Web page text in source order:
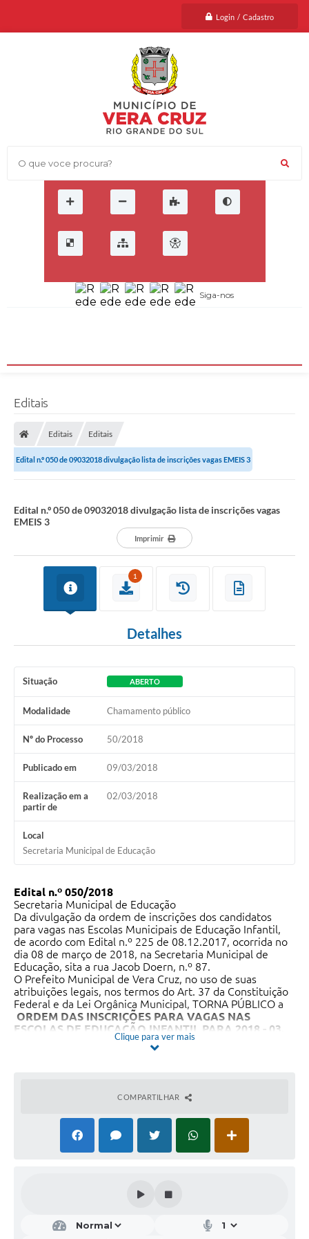
Login / Cadastro
O que voce procura?
Siga-nos
Editais
Editais Editais
Edital n.º 050 de 09032018 divulgação lista de inscrições vagas EMEIS 3
Edital n.º 050 de 09032018 divulgação lista de inscrições vagas
EMEIS 3
Imprimir
1
Detalhes
Situação ABERTO
Modalidade Chamamento público
Nº do Processo 50/2018
Publicado em 09/03/2018
Realização em a
partir de
02/03/2018
Local
Secretaria Municipal de Educação
Edital n.º 050/2018
Secretaria Municipal de Educação
Da divulgação da ordem de inscrições dos candidatos
para vagas nas Escolas Municipais de Educação Infantil,
de acordo com Edital n.º 225 de 08.12.2017, ocorrida no
dia 08 de março de 2018, na Secretaria Municipal de
Educação, sita a rua Jacob Doern, n.º 87.
O Prefeito Municipal de Vera Cruz, no uso de suas
atribuições legais, nos termos do Art. 37 da Constituição
Federal e da Lei Orgânica Municipal, TORNA PÚBLICO a
ORDEM DAS INSCRIÇÕES PARA VAGAS NAS
ESCOLAS DE EDUCAÇÃO INFANTIL PARA 2018
- 03.
TURMA: BERÇÁRIO A
31 ISADORA ALLANA GASS
32 ARTHUR SCHROEDER
33 MATHÍAS CRISTIAN DOS SANTOS
34 DAVI TATSCH LEOPOLD
35 VALENTINA MOURA DA SILVA
39 PEDRO HENRIQUE BENTO
41 LÍVIA MARIA AZEVEDO
Clique para ver mais
COMPARTILHAR